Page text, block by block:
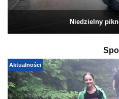
Niedzielny
Aktualności